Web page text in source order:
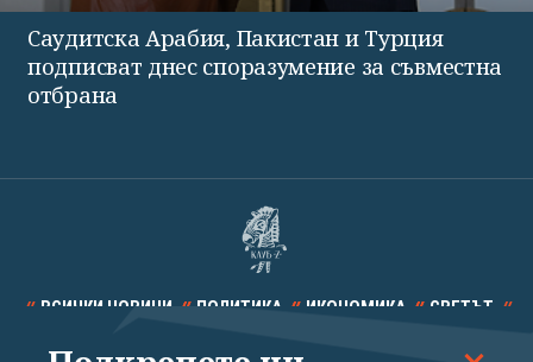
Саудитска Арабия, Пакистан и Турция
подписват днес споразумение за съвместна
отбрана
ВСИЧКИ НОВИНИ ПОЛИТИКА ИКОНОМИКА СВЕТЪТ
СПОРТ КУЛТУРА ТЕХНОЛОГИИ КАЛЕЙДОСКОП